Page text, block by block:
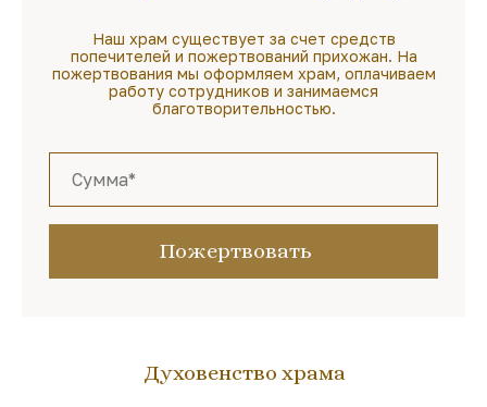
Наш храм существует за счет средств
попечителей и пожертвований прихожан. На
пожертвования мы оформляем храм, оплачиваем
работу сотрудников и занимаемся
благотворительностью.
Пожертвовать
Духовенство храма